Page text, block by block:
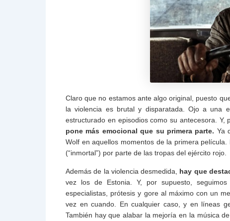
Claro que no estamos ante algo original, puesto
la violencia es brutal y disparatada. Ojo a una
estructurado en episodios como su antecesora. Y,
pone más emocional que su primera parte. Ya
Wolf en aquellos momentos de la primera
(“inmortal”) por parte de las tropas del ejército rojo.
Además de la violencia desmedida, hay que
vez los de Estonia. Y, por supuesto,
especialistas, prótesis y gore al máximo con un
vez en cuando. En cualquier caso, y en líneas
También hay que alabar la mejoría en la música de